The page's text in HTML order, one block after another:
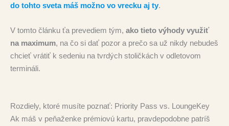
do tohto sveta máš možno vo vrecku aj ty.
V tomto článku ťa prevediem tým, ako tieto výhody využiť
na maximum, na čo si dať pozor a prečo sa už nikdy nebudeš
chcieť vrátiť k sedeniu na tvrdých stoličkách v odletovom
termináli.
Rozdiely, ktoré musíte poznať: Priority Pass vs. LoungeKey
Ak máš v peňaženke prémiovú kartu, pravdepodobne patríš